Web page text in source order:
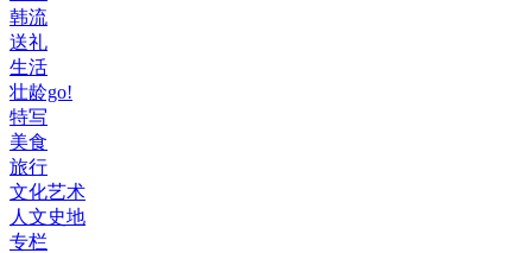
韩流
送礼
生活
壮龄go!
特写
美食
旅行
文化艺术
人文史地
专栏